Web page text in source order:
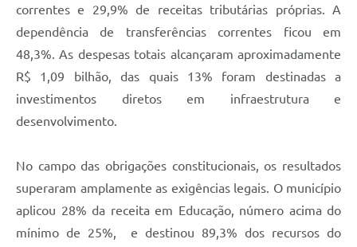
correntes e 29,9% de receitas tributárias próprias. A
dependência de transferências correntes ficou em
48,3%. As despesas totais alcançaram aproximadamente
R$ 1,09 bilhão, das quais 13% foram destinadas a
investimentos diretos em infraestrutura e
desenvolvimento.
No campo das obrigações constitucionais, os resultados
superaram amplamente as exigências legais. O município
aplicou 28% da receita em Educação, número acima do
mínimo de 25%, e destinou 89,3% dos recursos do